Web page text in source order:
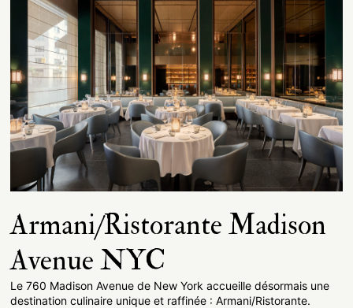
Armani/Ristorante Madison
Avenue NYC
Le 760 Madison Avenue de New York accueille désormais une
destination culinaire unique et raffinée : Armani/Ristorante.